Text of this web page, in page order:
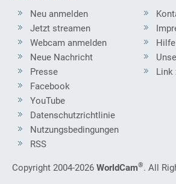
Neu anmelden
Jetzt streamen
Webcam anmelden
Neue Nachricht
Presse
Hilfe
Link
Facebook
YouTube
Datenschutzrichtlinie
Nutzungsbedingungen
RSS
Copyright 2004-2026 WorldCam®. All